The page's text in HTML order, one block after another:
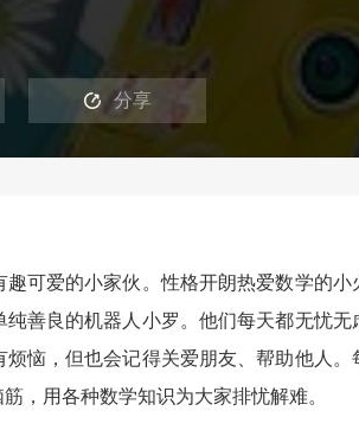
分享
可爱的小家伙。性格开朗热爱数学的小
善良的机器人小罗。他们每天都无忧无
恼，但也会记得关爱朋友、帮助他人。
，用各种数学知识为大家排忧解难。